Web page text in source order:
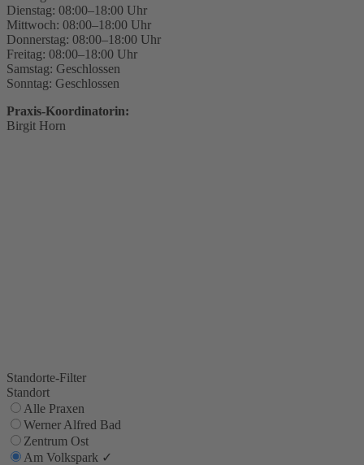
Dienstag: 08:00–18:00 Uhr
Mittwoch: 08:00–18:00 Uhr
Donnerstag: 08:00–18:00 Uhr
Freitag: 08:00–18:00 Uhr
Samstag: Geschlossen
Sonntag: Geschlossen
Praxis-Koordinatorin:
Birgit Horn
Standorte-Filter
Standort
Alle Praxen
Werner Alfred Bad
Zentrum Ost
Am Volkspark ✓